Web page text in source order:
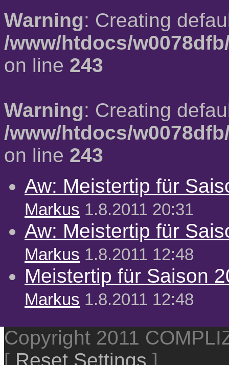
Warning: Creating
/www/htdocs/
on line 243
Warning: Creating
/www/htdocs/
on line 243
Aw: Meistertip für
Markus 1.8.2011 20:31
Aw: Meistertip für
Markus 1.8.2011 12:48
Meistertip für Saison
Markus 1.8.2011 12:48
Copyright 2011
[ Reset Settings ]